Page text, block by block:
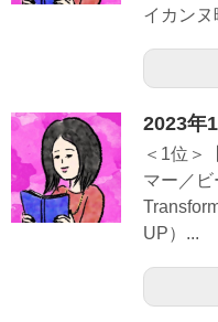
イカン
2023年
＜1位＞
マー／ビ
UP）...